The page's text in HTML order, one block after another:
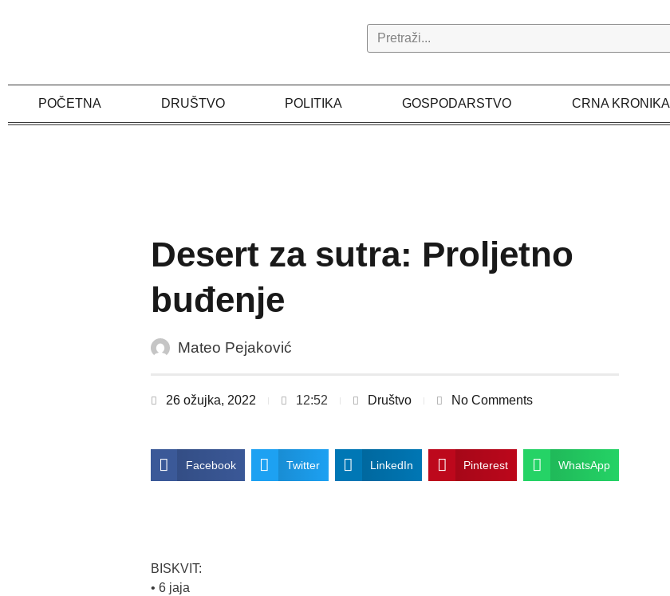
Search
POČETNA DRUŠTVO POLITIKA GOSPODARSTVO CRNA KRONIKA
Desert za sutra: Proljetno
buđenje
Mateo Pejaković
26 ožujka, 2022 12:52 Društvo No Comments
Facebook Twitter LinkedIn Pinterest WhatsApp
BISKVIT:
• 6 jaja